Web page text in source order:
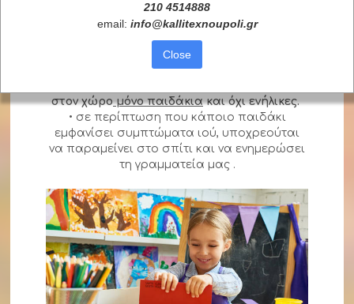
παγούρι, πανωφόρια, πετσέτα κτλ)
Παρακαλείσθε :
καθώς ο χώρος μας διεξάγει
παιδοκεντρικά προγράμματα, κατά τη
στον χώρομόνο παιδάκιακαι όχι ενήλικες.
• σε περίπτωση που κάποιο παιδάκι
εμφανίσει συμπτώματα ιού, υποχρεούται
να παραμείνει στο σπίτι και να ενημερώσει
τη γραμματεία μας .
210 4514888
email: info@kallitexnoupoli.gr
Close